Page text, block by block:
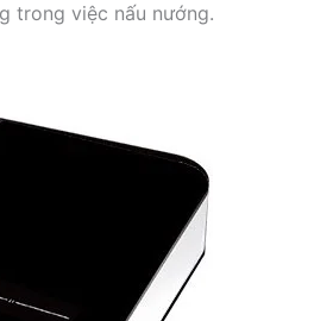
trong việc nấu nướng.